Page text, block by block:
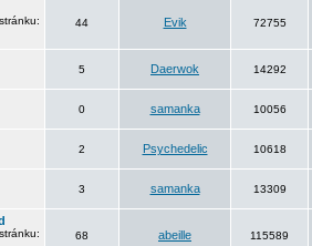
44 Evik 72755
5 Daerwok 14292
0 samanka 10056
2 Psychedelic 10618
3 samanka 13309
68 abeille 115589